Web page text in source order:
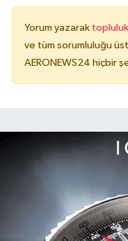
Yorum yazarak topluluk
ve tüm sorumluluğu
AERONEWS24 hiçbir